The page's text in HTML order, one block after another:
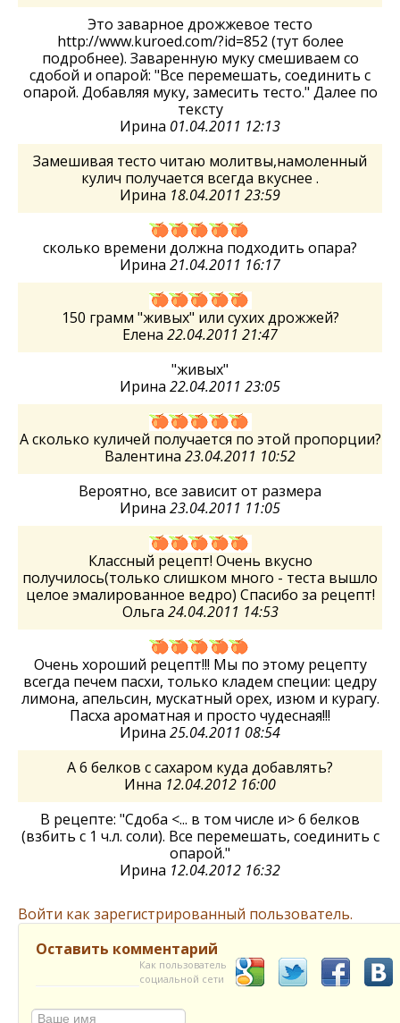
Это заварное дрожжевое тесто
http://www.kuroed.com/?id=852 (тут более
подробнее). Заваренную муку смешиваем со
сдобой и опарой: "Все перемешать, соединить с
опарой. Добавляя муку, замесить тесто." Далее по
тексту
Ирина 01.04.2011 12:13
Замешивая тесто читаю молитвы,намоленный
кулич получается всегда вкуснее .
Ирина 18.04.2011 23:59
сколько времени должна подходить опара?
Ирина 21.04.2011 16:17
150 грамм "живых" или сухих дрожжей?
Елена 22.04.2011 21:47
"живых"
Ирина 22.04.2011 23:05
А сколько куличей получается по этой пропорции?
Валентина 23.04.2011 10:52
Вероятно, все зависит от размера
Ирина 23.04.2011 11:05
Классный рецепт! Очень вкусно
получилось(только слишком много - теста вышло
целое эмалированное ведро) Спасибо за рецепт!
Ольга 24.04.2011 14:53
Очень хороший рецепт!!! Мы по этому рецепту
всегда печем пасхи, только кладем специи: цедру
лимона, апельсин, мускатный орех, изюм и курагу.
Пасха ароматная и просто чудесная!!!
Ирина 25.04.2011 08:54
А 6 белков с сахаром куда добавлять?
Инна 12.04.2012 16:00
В рецепте: "Сдоба <... в том числе и> 6 белков
(взбить с 1 ч.л. соли). Все перемешать, соединить с
опарой."
Ирина 12.04.2012 16:32
Войти как зарегистрированный пользователь.
Оставить комментарий
Как пользователь
социальной сети